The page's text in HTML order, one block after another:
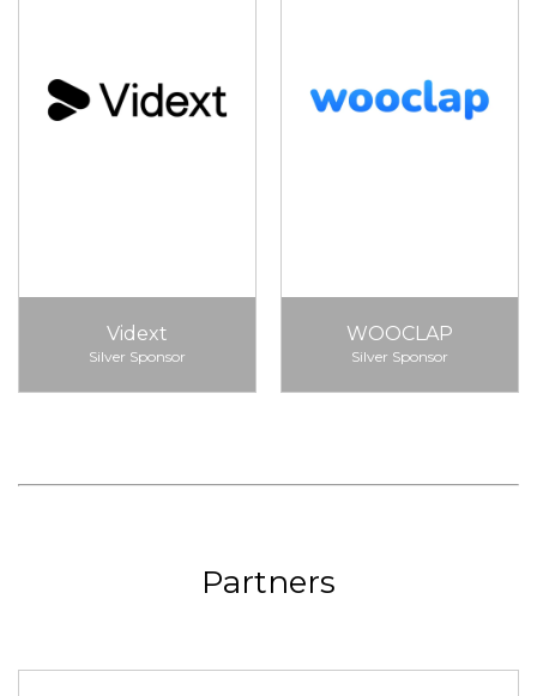
Vidext
Silver Sponsor
WOOCLAP
Silver Sponsor
Partners